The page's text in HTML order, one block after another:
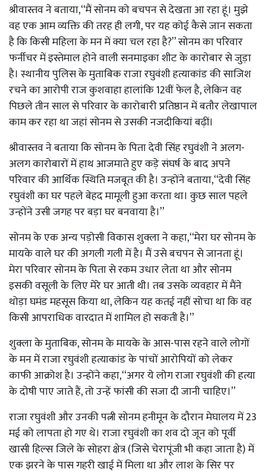
श्रीवास्तव ने बताया,‘‘मैं सोनम को बचपन से देखता आ रहा हूं। मुझे
वह एक आम व्यक्ति की तरह ही लगी, पर यह कोई कैसे जान सकता
है कि किसी महिला के मन में क्या चल रहा है?’’ सोनम का परिवार
फर्नीचर में इस्तेमाल होने वाली सनमाइका शीट के कारोबार से जुड़ा
है। स्थानीय पुलिस के मुताबिक राजा रघुवंशी हत्याकांड की साजिश
रचने का आरोपी राज कुशवाहा हालांकि 12वीं फेल है, लेकिन वह
पिछले तीन साल से परिवार के कारोबारी प्रतिष्ठान में बतौर लेखापाल
काम कर रहा था जहां सोनम से उसकी नजदीकियां बढ़ीं।
श्रीवास्तव ने बताया कि सोनम के पिता देवी सिंह रघुवंशी ने अलग-
अलग कारोबारों में हाथ आजमाते हुए कड़े संघर्ष के बाद अपने
परिवार की आर्थिक स्थिति मजबूत की है। उन्होंने बताया,‘‘देवी सिंह
रघुवंशी का घर पहले बेहद मामूली हुआ करता था। कुछ साल पहले
उन्होंने उसी जगह पर बड़ा घर बनवाया है।’’
सोनम के एक अन्य पड़ोसी विकास शुक्ला ने कहा,‘‘मेरा घर सोनम के
मायके वाले घर की अगली गली में है। मैं उसे बचपन से जानता हूं।
मेरा परिवार सोनम के पिता से रकम उधार लेता था और सोनम
इसकी वसूली के लिए मेरे घर आती थी। तब उसके व्यवहार में मैंने
थोड़ा घमंड महसूस किया था, लेकिन यह कतई नहीं सोचा था कि वह
किसी आपराधिक वारदात में शामिल हो सकती है।’’
शुक्ला के मुताबिक, सोनम के मायके के आस-पास रहने वाले लोगों
के मन में राजा रघुवंशी हत्याकांड के पांचों आरोपियों को लेकर
काफी आक्रोश है। उन्होंने कहा,‘‘अगर ये लोग राजा रघुवंशी की हत्या
के दोषी पाए जाते हैं, तो उन्हें फांसी की सजा दी जानी चाहिए।’’
राजा रघुवंशी और उनकी पत्नी सोनम हनीमून के दौरान मेघालय में 23
मई को लापता हो गए थे। राजा रघुवंशी का शव दो जून को पूर्वी
खासी हिल्स जिले के सोहरा क्षेत्र (जिसे चेरापूंजी भी कहा जाता है) में
एक झरने के पास गहरी खाई में मिला था और लाश के सिर पर